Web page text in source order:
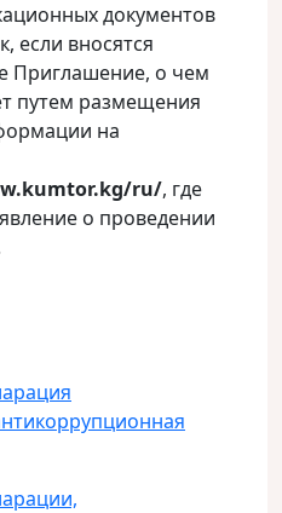
документов
если вносятся
Приглашение, о чем
путем размещения
на
.kumtor.kg/ru/, где
о проведении